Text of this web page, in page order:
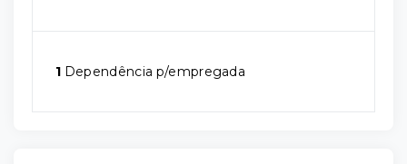
1 Dependência p/empregada